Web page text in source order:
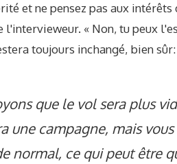
et ne pensez pas aux
l'intervieweur. « Non, tu peux
toujours inchangé, bien sûr:
que le vol sera plus
une campagne, mais
normal, ce qui peut être